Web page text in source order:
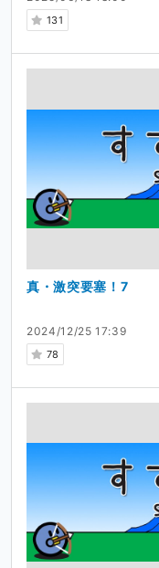
131
2024/12/25 17:39
78
真・激突要塞！7